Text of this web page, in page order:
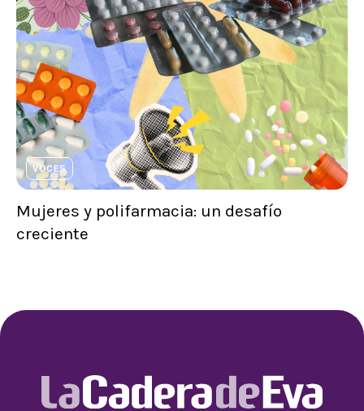
VOCES
Mujeres y polifarmacia: un desafío
creciente